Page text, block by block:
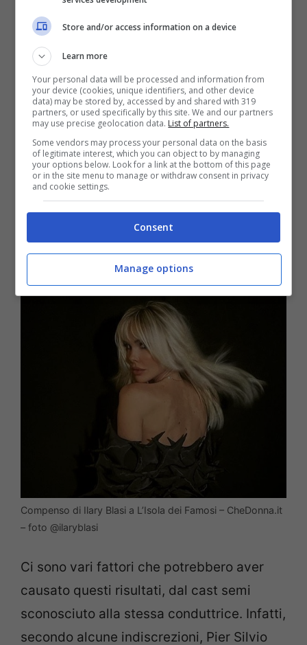
Il compenso di Ilary
Oltre agli abbandoni che hanno segnato la
diciassettesima edizione del reality,
Mediaset ha esternato la propria
non hanno mai raggiunto la quota sperata,
al contrario dello scorso anno, quando
addirittura Mediaset ha deciso di
prolungare il programma a seguito del
boom del picco di share.
Compenso di Ilary Blasi a L’Isola dei Famosi – CheDonna.it
– foto @ilaryblasi
Ci sono vari fattori che potrebbero aver
causato questi risultati, dal cast semi
sconosciuto alla stessa conduttrice. Infatti,
secondo alcune indiscrezioni, Pier Silvio
Store and/or access information on a device
Learn more
Your personal data will be processed and information from
your device (cookies, unique identifiers, and other device
data) may be stored by, accessed by and shared with 319
partners, or used specifically by this site. We and our partners
may use precise geolocation data. List of partners.
Some vendors may process your personal data on the basis
of legitimate interest, which you can object to by managing
your options below. Look for a link at the bottom of this page
or in the site menu to manage or withdraw consent in privacy
and cookie settings.
Consent
Manage options